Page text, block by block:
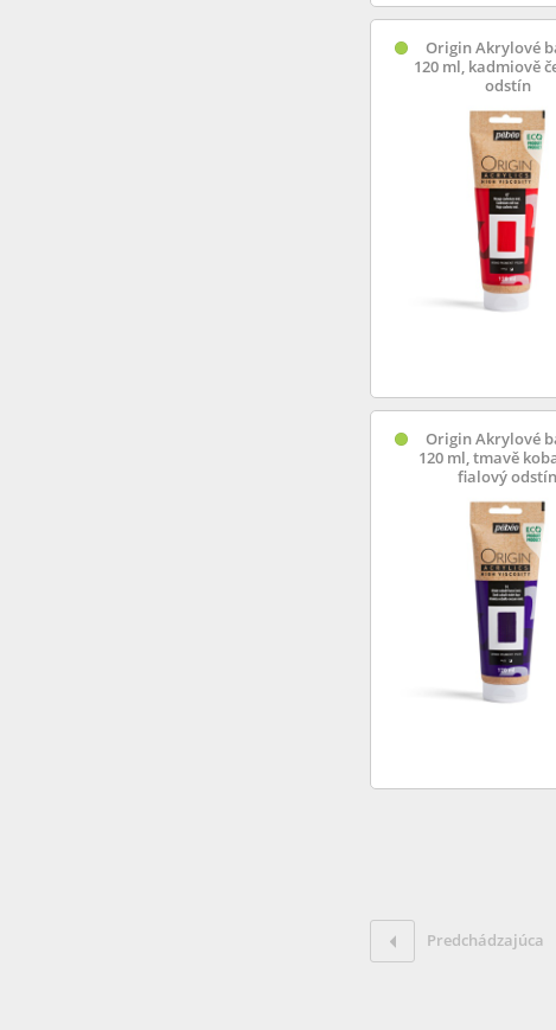
Origin Akrylové
120 ml, kadmiově
odstín
Origin Akrylové
120 ml, tmavě
fialový odstín
Predchádzajúca